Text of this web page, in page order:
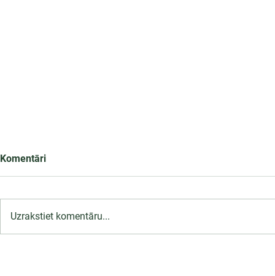
Komentāri
Uzrakstiet komentāru...